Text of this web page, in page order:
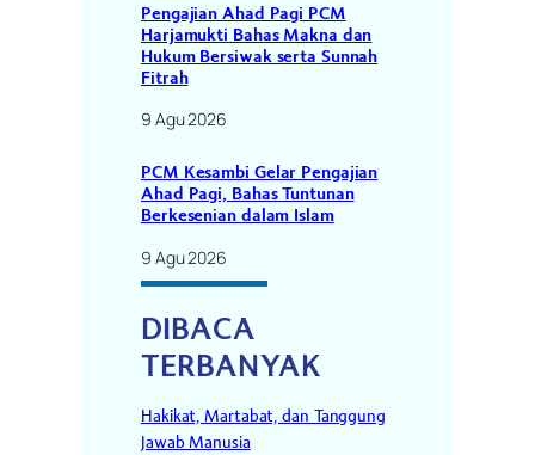
Pengajian Ahad Pagi PCM
Harjamukti Bahas Makna dan
Hukum Bersiwak serta Sunnah
Fitrah
9 Agu 2026
PCM Kesambi Gelar Pengajian
Ahad Pagi, Bahas Tuntunan
Berkesenian dalam Islam
9 Agu 2026
DIBACA
TERBANYAK
Hakikat, Martabat, dan Tanggung
Jawab Manusia